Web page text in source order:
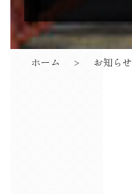
ホーム お知らせ